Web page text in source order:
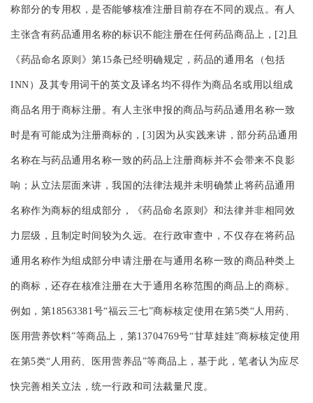
称部分的专用权，是否能够核准注册目前存在不同的观点。有人
主张含有药品通用名称的标识不能注册在任何药品商品上，[2]且
《药品命名原则》第15条已经明确规定，药品的通用名（包括
INN）及其专用词干的英文及译名均不得作为商品名或用以组成
商品名用于商标注册。有人主张申报的商品与药品通用名称一致
时是有可能成为注册商标的，[3]因为从实践来讲，部分药品通用
名称在与药品通用名称一致的药品上注册商标并不会带来不良影
响；从立法层面来讲，我国的法律法规并未明确禁止将药品通用
名称作为商标的组成部分，《药品命名原则》和法律并非相同效
力层级，且制定时间较为久远。在行政审查中，不仅存在将药品
通用名称作为组成部分申请注册在与通用名称一致的商品种类上
的商标，还存在核准注册在大于通用名称范围的商品上的商标。
例如，第18563381号“福云三七”商标核定使用在第5类“人用药、
医用营养饮料”等商品上，第13704769号“甘草娃娃”商标核定使用
在第5类“人用药、医用营养品”等商品上，基于此，笔者认为应尽
快完善相关立法，统一行政和司法裁量尺度。